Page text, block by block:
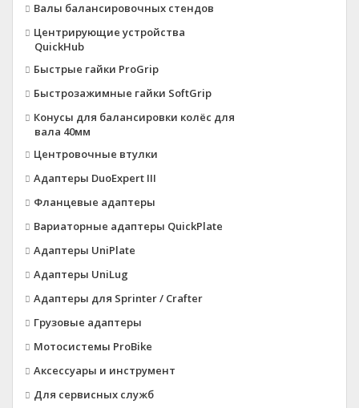
Валы балансировочных стендов
Центрирующие устройства
QuickHub
Быстрые гайки ProGrip
Быстрозажимные гайки SoftGrip
Конусы для балансировки колёс для
вала 40мм
Центровочные втулки
Адаптеры DuoExpert III
Фланцевые адаптеры
Вариаторные адаптеры QuickPlate
Адаптеры UniPlate
Адаптеры UniLug
Адаптеры для Sprinter / Crafter
Грузовые адаптеры
Мотосистемы ProBike
Аксессуары и инструмент
Для сервисных служб